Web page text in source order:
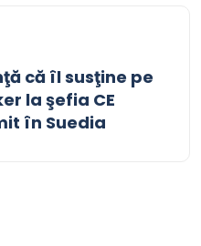
că îl susţine pe
la şefia CE
în Suedia